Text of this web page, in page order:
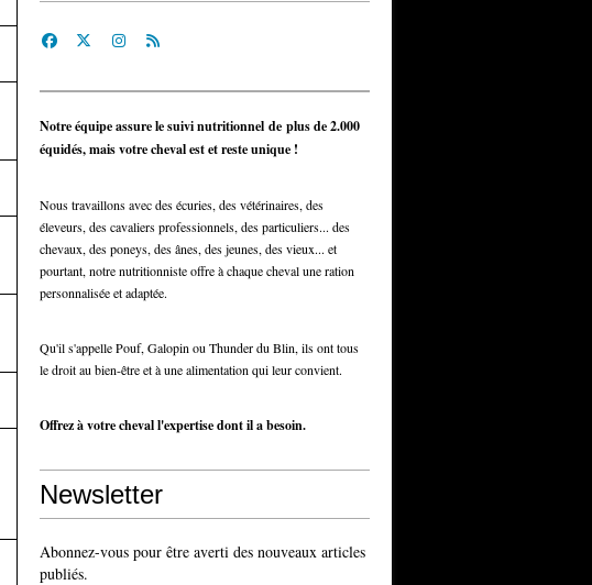
Notre équipe assure le suivi nutritionnel de plus de 2.000
équidés, mais votre cheval est et reste unique !
Nous travaillons avec des écuries, des vétérinaires, des
éleveurs, des cavaliers professionnels, des particuliers... des
chevaux, des poneys, des ânes, des jeunes, des vieux... et
pourtant, notre nutritionniste offre à chaque cheval une ration
personnalisée et adaptée.
Qu'il s'appelle Pouf, Galopin ou Thunder du Blin, ils ont tous
le droit au bien-être et à une alimentation qui leur convient.
Offrez à votre cheval l'expertise dont il a besoin.
Newsletter
Abonnez-vous pour être averti des nouveaux articles
publiés.